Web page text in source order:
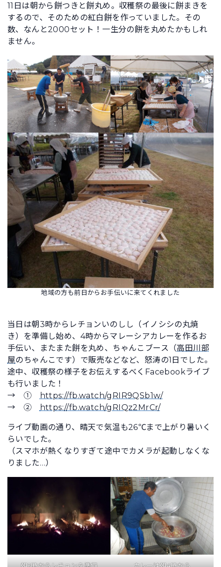
11日は朝から餅つきと餅丸め。収穫祭の最後に餅まきを
するので、そのための紅白餅を作っていました。その
数、なんと2000セット！一生分の餅を丸めたかもしれ
ません。
地域の方も前日からお手伝いに来てくれました
当日は朝3時からレチョンいのしし（イノシシの丸焼
き）を準備し始め、4時からマレーシアカレーを作るお
手伝い、またまた餅を丸め、ちゃんこブース（高田川部
屋のちゃんこです）で販売などなど、怒涛の1日でした。
途中、収穫祭の様子をお伝えするべくFacebookライブ
も行いました！
→ ①
https://fb.watch/gRIR9QSb1w/
→ ②
https://fb.watch/gRIQz2MrCr/
ライブ動画の通り、晴天で気温も26℃まで上がり暑いく
らいでした。
（スマホが熱くなりすぎて途中でカメラが起動しなくな
りました…）
朝3時からレチョンを準備 カレーは朝4時から